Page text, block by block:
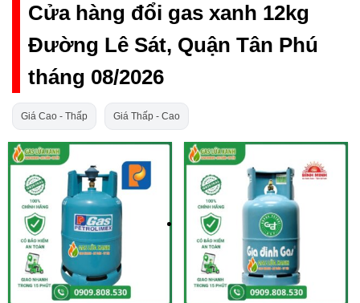
Cửa hàng đổi gas xanh 12kg
Đường Lê Sát, Quận Tân Phú
tháng 08/2026
Giá Cao - Thấp Giá Thấp - Cao